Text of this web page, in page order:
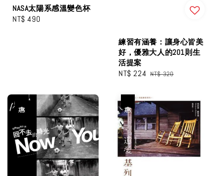
NASA太陽系感溫變色杯
Regular
NT$ 490
練習有涵養：讓身心皆美
好，優雅大人的201則生
活提案
Sale
NT$ 224 Regular
NT$ 320